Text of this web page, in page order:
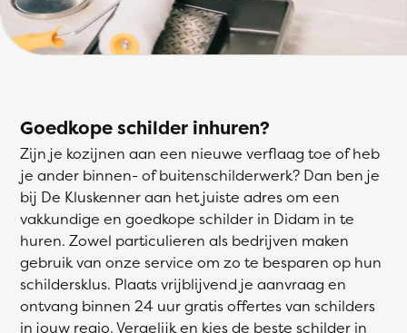
Goedkope schilder inhuren?
Zijn je kozijnen aan een nieuwe verflaag toe of heb
je ander binnen- of buitenschilderwerk? Dan ben je
bij De Kluskenner aan het juiste adres om een
vakkundige en goedkope schilder in Didam in te
huren. Zowel particulieren als bedrijven maken
gebruik van onze service om zo te besparen op hun
schildersklus. Plaats vrijblijvend je aanvraag en
ontvang binnen 24 uur gratis offertes van schilders
in jouw regio. Vergelijk en kies de beste schilder in